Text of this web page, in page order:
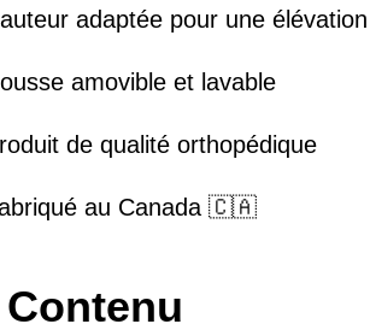
adaptée pour une
amovible et lavable
de qualité orthopédique
au Canada 🇨🇦
Contenu